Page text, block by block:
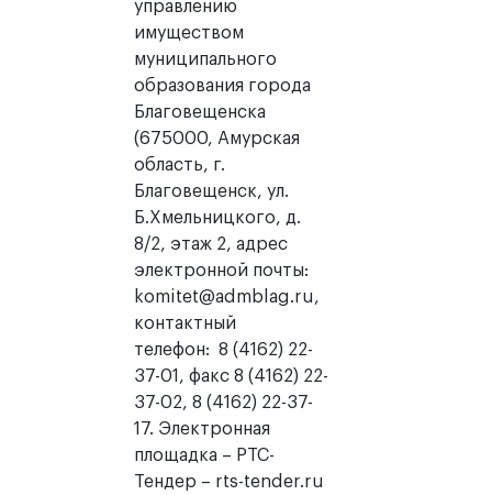
управлению
имуществом
муниципального
образования города
Благовещенска
(675000, Амурская
область, г.
Благовещенск, ул.
Б.Хмельницкого, д.
8/2, этаж 2, адрес
электронной почты:
komitet@admblag.ru,
контактный
телефон: 8 (4162) 22-
37-01, факс 8 (4162) 22-
37-02, 8 (4162) 22-37-
17. Электронная
площадка – РТС-
Тендер – rts-tender.ru